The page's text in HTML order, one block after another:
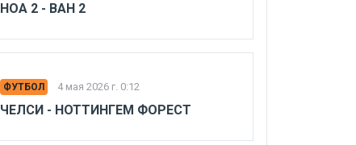
НОА 2 - ВАН 2
ФУТБОЛ 4 мая 2026 г. 0:12
ЧЕЛСИ - НОТТИНГЕМ ФОРЕСТ